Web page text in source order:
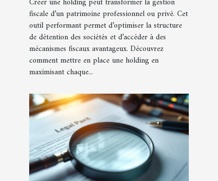
fiscale d’un patrimoine professionnel ou privé. Cet
outil performant permet d’optimiser la structure
de détention des sociétés et d’accéder à des
mécanismes fiscaux avantageux. Découvrez
comment mettre en place une holding en
maximisant chaque...